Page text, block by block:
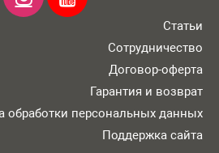
Статьи
Сотрудничество
Договор-оферта
Гарантия и возврат
обработки персональных данных
Поддержка сайта